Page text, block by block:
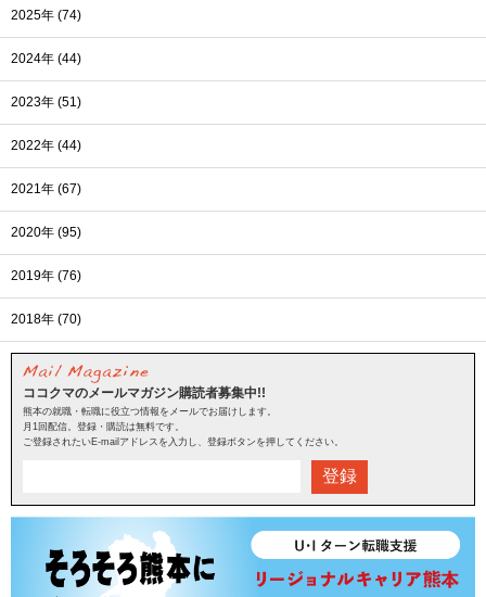
2025年 (74)
2024年 (44)
2023年 (51)
2022年 (44)
2021年 (67)
2020年 (95)
2019年 (76)
2018年 (70)
ココクマのメールマガジン購読者募集中!!
熊本の就職・転職に役立つ情報をメールでお届けします。
月1回配信。登録・購読は無料です。
ご登録されたいE-mailアドレスを入力し、登録ボタンを押してください。
登録